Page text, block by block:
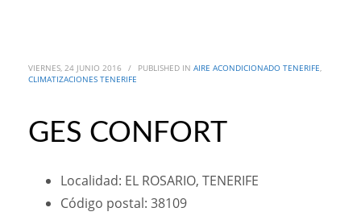
VIERNES, 24 JUNIO 2016 / PUBLISHED IN AIRE ACONDICIONADO TENERIFE,
CLIMATIZACIONES TENERIFE
GES CONFORT
Localidad: EL ROSARIO, TENERIFE
Código postal: 38109